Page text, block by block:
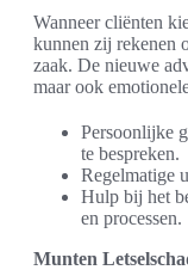
Wanneer cliënten
kunnen zij rekenen
zaak. De nieuwe
maar ook
Persoonlijke
te bespreken.
Regelmatige
Hulp bij het
en processen.
Munten